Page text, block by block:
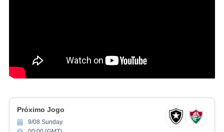
Próximo Jogo
9/08 Sunday